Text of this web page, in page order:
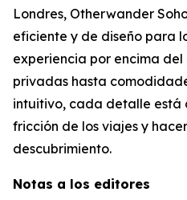
Londres, Otherwander
eficiente y de diseño para
experiencia por encima del
privadas hasta
intuitivo, cada detalle está
fricción de los viajes y
descubrimiento.
Notas a los editores